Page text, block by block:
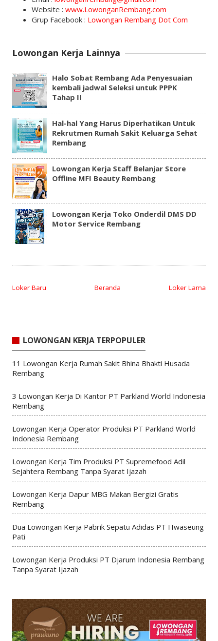
Website : www.LowonganRembang.com
Grup Facebook : Lowongan Rembang Dot Com
Lowongan Kerja Lainnya
Halo Sobat Rembang Ada Penyesuaian
kembali jadwal Seleksi untuk PPPK
Tahap II
Hal-hal Yang Harus Diperhatikan Untuk
Rekrutmen Rumah Sakit Keluarga Sehat
Rembang
Lowongan Kerja Staff Belanjar Store
Offline MFI Beauty Rembang
Lowongan Kerja Toko Onderdil DMS DD
Motor Service Rembang
Loker Baru Loker Lama
Beranda
LOWONGAN KERJA TERPOPULER
11 Lowongan Kerja Rumah Sakit Bhina Bhakti Husada
Rembang
3 Lowongan Kerja Di Kantor PT Parkland World Indonesia
Rembang
Lowongan Kerja Operator Produksi PT Parkland World
Indonesia Rembang
Lowongan Kerja Tim Produksi PT Supremefood Adil
Sejahtera Rembang Tanpa Syarat Ijazah
Lowongan Kerja Dapur MBG Makan Bergizi Gratis
Rembang
Dua Lowongan Kerja Pabrik Sepatu Adidas PT Hwaseung
Pati
Lowongan Kerja Produksi PT Djarum Indonesia Rembang
Tanpa Syarat Ijazah